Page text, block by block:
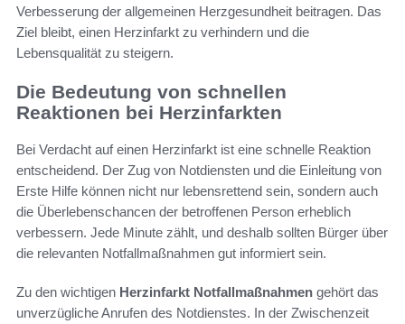
Verbesserung der allgemeinen Herzgesundheit beitragen. Das
Ziel bleibt, einen Herzinfarkt zu verhindern und die
Lebensqualität zu steigern.
Die Bedeutung von schnellen
Reaktionen bei Herzinfarkten
Bei Verdacht auf einen Herzinfarkt ist eine schnelle Reaktion
entscheidend. Der Zug von Notdiensten und die Einleitung von
Erste Hilfe können nicht nur lebensrettend sein, sondern auch
die Überlebenschancen der betroffenen Person erheblich
verbessern. Jede Minute zählt, und deshalb sollten Bürger über
die relevanten Notfallmaßnahmen gut informiert sein.
Zu den wichtigen Herzinfarkt Notfallmaßnahmen gehört das
unverzügliche Anrufen des Notdienstes. In der Zwischenzeit